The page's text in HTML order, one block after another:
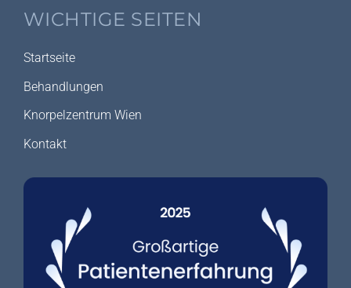
WICHTIGE SEITEN
Startseite
Behandlungen
Knorpelzentrum Wien
Kontakt